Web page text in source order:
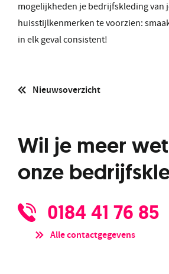
mogelijkheden je bedrijfskleding van
huisstijlkenmerken te voorzien:
in elk geval consistent!
Nieuwsoverzicht
Wil je meer
onze
0184 41 76 85
Alle contactgegevens